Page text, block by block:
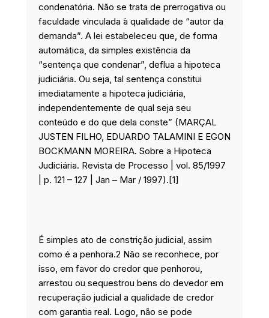
condenatória. Não se trata de prerrogativa ou
faculdade vinculada à qualidade de “autor da
demanda”. A lei estabeleceu que, de forma
automática, da simples existência da
“sentença que condenar”, deflua a hipoteca
judiciária. Ou seja, tal sentença constitui
imediatamente a hipoteca judiciária,
independentemente de qual seja seu
conteúdo e do que dela conste” (MARÇAL
JUSTEN FILHO, EDUARDO TALAMINI E EGON
BOCKMANN MOREIRA. Sobre a Hipoteca
Judiciária. Revista de Processo | vol. 85/1997
| p. 121 – 127 | Jan – Mar / 1997).[1]
É simples ato de constrição judicial, assim
como é a penhora.2 Não se reconhece, por
isso, em favor do credor que penhorou,
arrestou ou sequestrou bens do devedor em
recuperação judicial a qualidade de credor
com garantia real. Logo, não se pode